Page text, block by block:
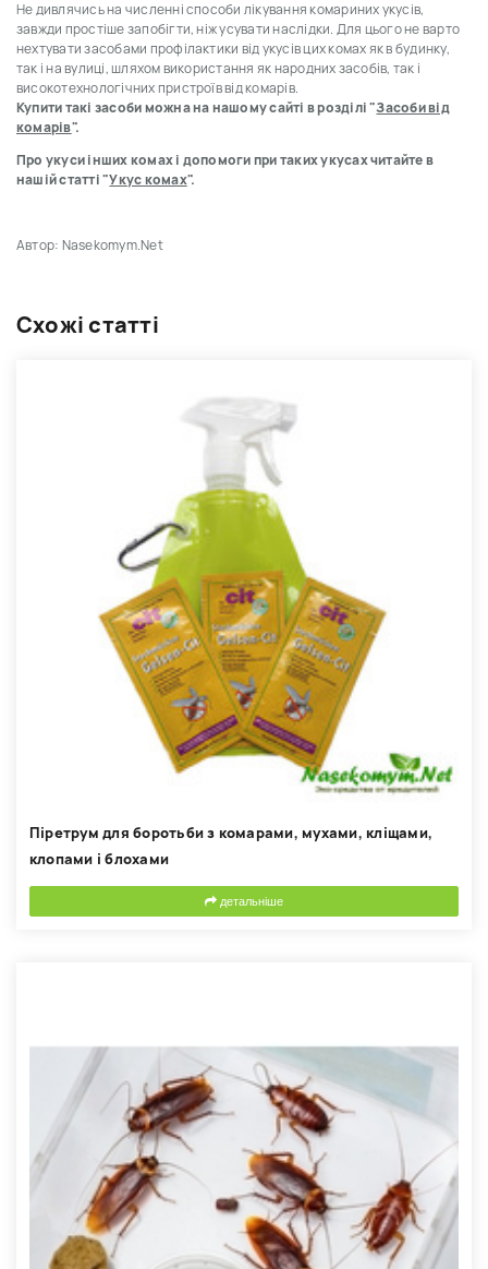
Не дивлячись на численні способи лікування комариних укусів,
завжди простіше запобігти, ніж усувати наслідки. Для цього не варто
нехтувати засобами профілактики від укусів цих комах як в будинку,
так і на вулиці, шляхом використання як народних засобів, так і
високотехнологічних пристроїв від комарів.
Купити такі засоби можна на нашому сайті в розділі "Засоби від
комарів".
Про укуси інших комах і допомоги при таких укусах читайте в
нашій статті "Укус комах".
Автор: Nasekomym.Net
Схожі статті
Піретрум для боротьби з комарами, мухами, кліщами,
клопами і блохами
детальніше